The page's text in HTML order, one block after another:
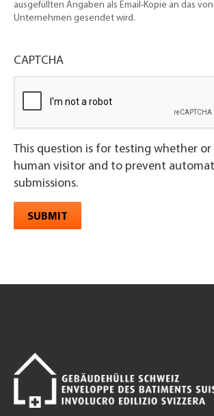
ausgefüllten Angaben als Email-Kopie an das
Unternehmen gesendet wird.
CAPTCHA
This question is for testing whether or
human visitor and to prevent
submissions.
SUBMIT